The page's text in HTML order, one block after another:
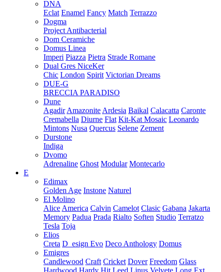
DNA
Eclat Enamel Fancy Match Terrazzo
Dogma
Project Antibacterial
Dom Ceramiche
Domus Linea
Imperi Piazza Pietra Strade Romane
Dual Gres NiceKer
Chic London Spirit Victorian Dreams
DUE-G
BRECCIA PARADISO
Dune
Agadir Amazonite Ardesia Baikal Calacatta Caronte
Cremabella Diurne Flat Kit-Kat Mosaic Leonardo
Mintons Nusa Quercus Selene Zement
Durstone
Indiga
Dvomo
Adrenaline Ghost Modular Montecarlo
E
Edimax
Golden Age Instone Naturel
El Molino
Alice America Calvin Camelot Clasic Gabana Jakarta
Memory Padua Prada Rialto Soften Studio Terratzo
Tesla Toja
Elios
Creta D_esign Evo Deco Anthology Domus
Emigres
Candlewood Craft Cricket Dover Freedom Glass